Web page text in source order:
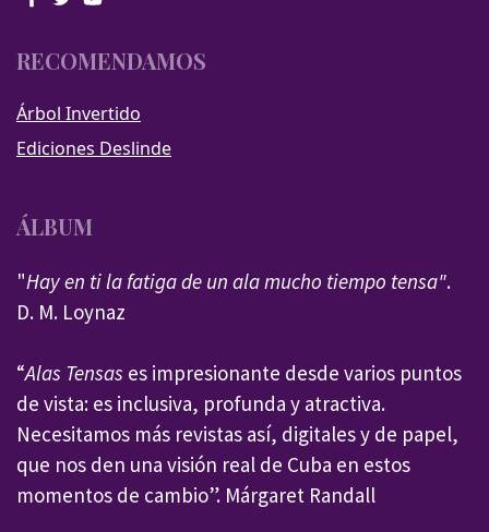
RECOMENDAMOS
Árbol Invertido
Ediciones Deslinde
ÁLBUM
"Hay en ti la fatiga de un ala mucho tiempo tensa".
D. M. Loynaz
“Alas Tensas es impresionante desde varios puntos
de vista: es inclusiva, profunda y atractiva.
Necesitamos más revistas así, digitales y de papel,
que nos den una visión real de Cuba en estos
momentos de cambio”. Márgaret Randall